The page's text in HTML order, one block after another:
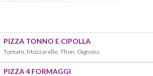
PIZZA TONNO E CIPOLLA
Tomate, Mozzarelle, Thon, Oignons
PIZZA 4 FORMAGGI